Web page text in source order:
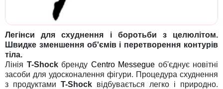
Легінси для схуднення і боротьби з целюлітом.
Швидке зменшення об'ємів і перетворення контурів
тіла.
Лінія T-Shockбренду Centro Messegue об'єднує новітні
засоби для удосконалення фігури. Процедура схуднення
з продуктами T-Shock відбувається легко і природно.